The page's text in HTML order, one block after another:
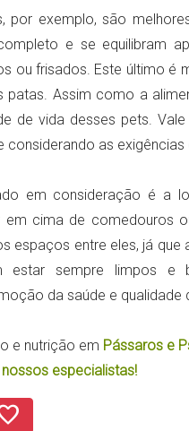
por exemplo, são
e se equilibram
ou frisados. Este último é
patas. Assim como a
de vida desses pets.
considerando as
em consideração é a
em cima de comedouros
espaços entre eles, já
estar sempre limpos e
da saúde e qualidade
e nutrição em Pássaros e
especialistas!